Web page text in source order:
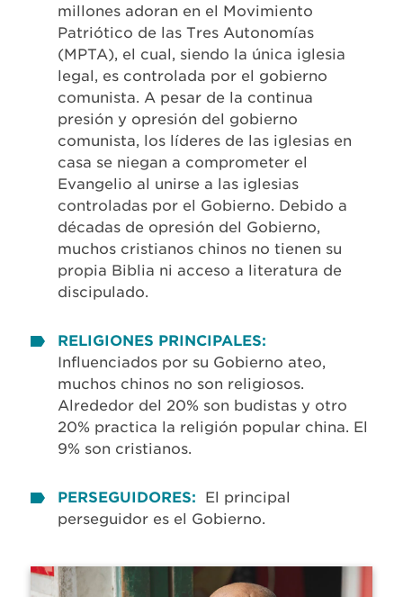
millones adoran en el Movimiento
Patriótico de las Tres Autonomías
(MPTA), el cual, siendo la única iglesia
legal, es controlada por el gobierno
comunista. A pesar de la continua
presión y opresión del gobierno
comunista, los líderes de las iglesias en
casa se niegan a comprometer el
Evangelio al unirse a las iglesias
controladas por el Gobierno. Debido a
décadas de opresión del Gobierno,
muchos cristianos chinos no tienen su
propia Biblia ni acceso a literatura de
discipulado.
RELIGIONES PRINCIPALES:
Influenciados por su Gobierno ateo,
muchos chinos no son religiosos.
Alrededor del 20% son budistas y otro
20% practica la religión popular china. El
9% son cristianos.
PERSEGUIDORES:
El principal
perseguidor es el Gobierno.